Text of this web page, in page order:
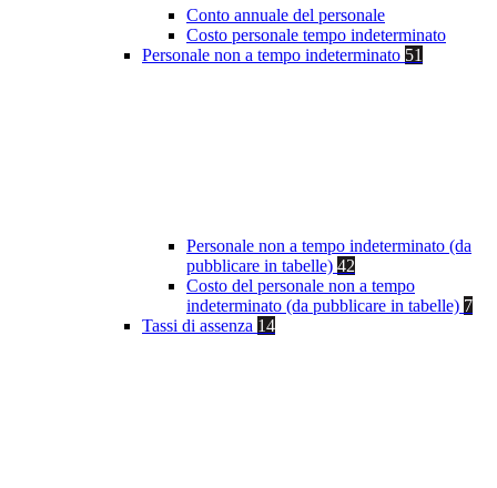
Conto annuale del personale
Costo personale tempo indeterminato
Personale non a tempo indeterminato 51
Personale non a tempo indeterminato (da
pubblicare in tabelle) 42
Costo del personale non a tempo
indeterminato (da pubblicare in tabelle) 7
Tassi di assenza 14